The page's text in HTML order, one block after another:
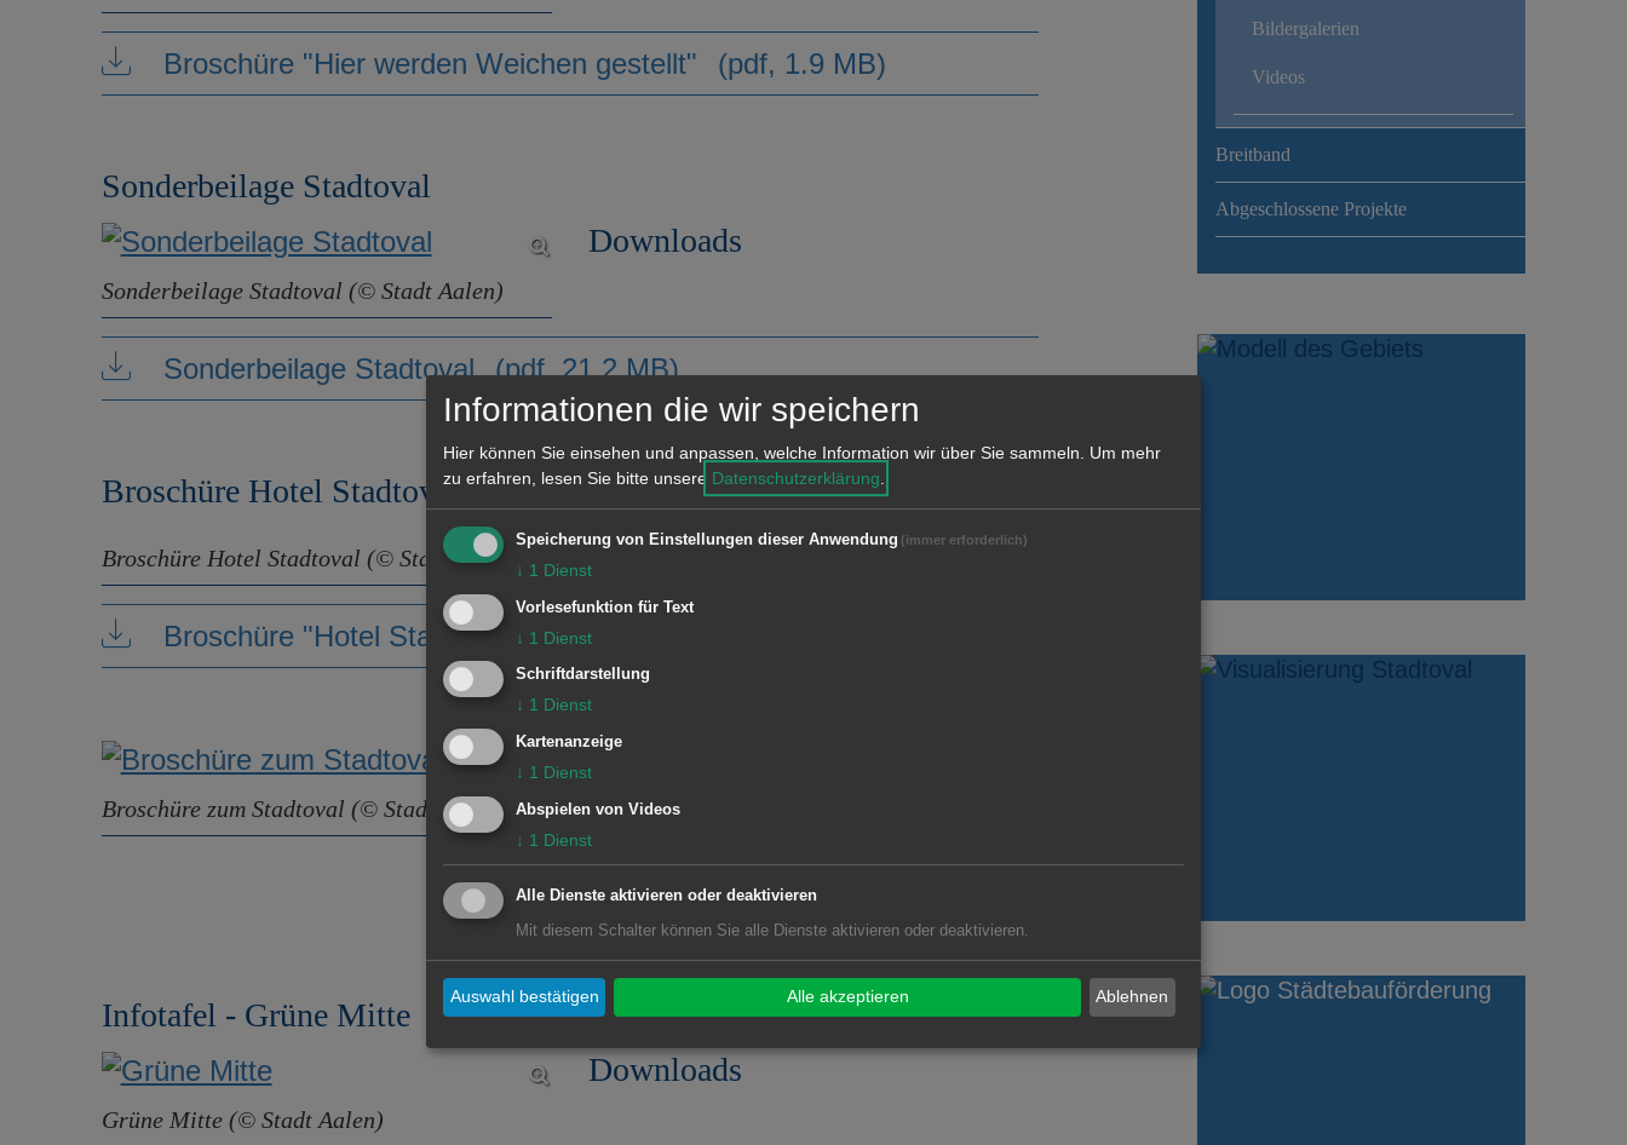
Broschüre "Hier werden Weichen gestellt" (pdf, 1.9 MB)
Sonderbeilage Stadtoval
Sonderbeilage Stadtoval (© Stadt Aalen)
Downloads
Sonderbeilage Stadtoval (pdf, 21.2 MB)
Broschüre Hotel Stadtoval
Broschüre Hotel Stadtoval (© Stadt Aalen) Downloads
Broschüre "Hotel Stadtoval" (pdf, 1.1 MB)
Broschüre zum Stadtoval (© Stadt Aalen)
Projektgebiet
Lage und Atmosphäre
Planungskonzept
Infotafel - Grüne Mitte
Grüne Mitte (© Stadt Aalen)
Downloads
Bildergalerien
Videos
Breitband
Abgeschlossene Projekte
Informationen die wir speichern
Hier können Sie einsehen und anpassen, welche Information wir über Sie sammeln.
Um mehr
zu erfahren, lesen Sie bitte unsere Datenschutzerklärung
Speicherung von Einstellungen dieser Anwendung (immer erforderlich)
↓ 1 Dienst
Vorlesefunktion für Text
↓ 1 Dienst
Schriftdarstellung
↓ 1 Dienst
Kartenanzeige
↓ 1 Dienst
Abspielen von Videos
↓ 1 Dienst
Alle Dienste aktivieren oder deaktivieren
Mit diesem Schalter können Sie alle Dienste aktivieren oder deaktivieren.
Ablehnen
Auswahl bestätigen Alle akzeptieren